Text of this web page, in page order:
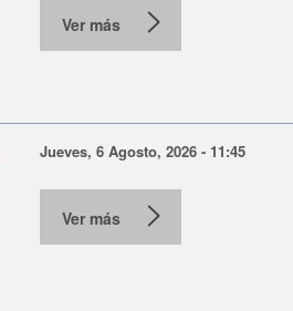
Ver más
Jueves, 6 Agosto, 2026 - 11:45
Ver más